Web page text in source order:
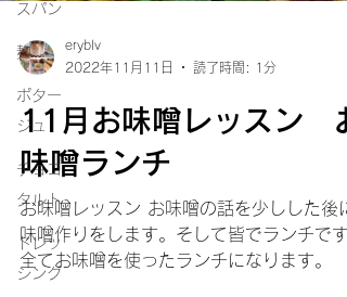
スパン
麹
ポター
ジュ
チョコ
タルト
ドレッ
シング
eryblv
2022年11月11日
読了時間: 1分
11月お味噌レッスン
味噌ランチ
お味噌レッスン お味噌の話を少しした後に
味噌作りをします。そして皆でランチです
全てお味噌を使ったランチになります。